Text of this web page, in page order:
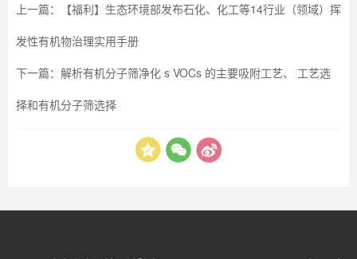
上一篇：
【福利】生态环境部发布石化、化工等14行业（领域）挥
发性有机物治理实用手册
下一篇： 解析有机分子筛净化 s VOCs 的主要吸附工艺、 工艺选
择和有机分子筛选择